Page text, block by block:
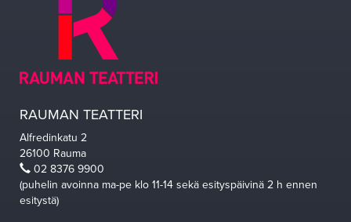
RAUMAN TEATTERI
Alfredinkatu 2
26100 Rauma
02 8376 9900
(puhelin avoinna ma-pe klo 11-14 sekä esityspäivinä 2 h ennen
esitystä)